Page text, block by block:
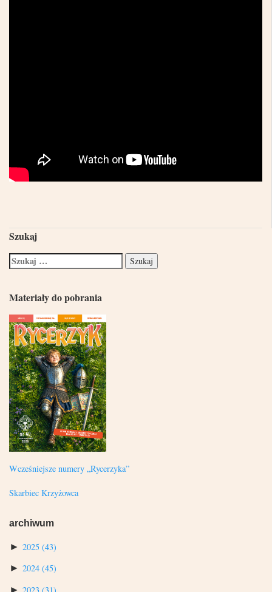
Szukaj
Materiały do pobrania
Wcześniejsze numery „Rycerzyka”
Skarbiec Krzyżowca
archiwum
► 2025 (43)
► 2024 (45)
► 2023 (31)